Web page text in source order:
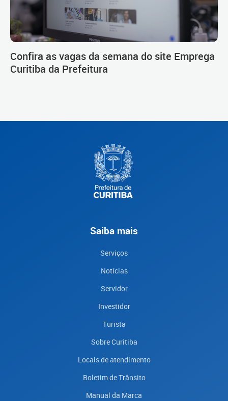
Confira as vagas da semana do site Emprega
Curitiba da Prefeitura
Saiba mais
Serviços
Notícias
Servidor
Investidor
Turista
Sobre Curitiba
Locais de atendimento
Boletim de Trânsito
Manual da Marca